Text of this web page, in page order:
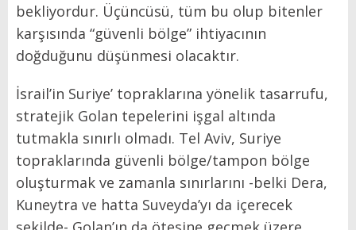
bekliyordur. Üçüncüsü, tüm bu olup bitenler
karşısında “güvenli bölge” ihtiyacının
doğduğunu düşünmesi olacaktır.
İsrail’in Suriye’ topraklarına yönelik tasarrufu,
stratejik Golan tepelerini işgal altında
tutmakla sınırlı olmadı. Tel Aviv, Suriye
topraklarında güvenli bölge/tampon bölge
oluşturmak ve zamanla sınırlarını -belki Dera,
Kuneytra ve hatta Suveyda’yı da içerecek